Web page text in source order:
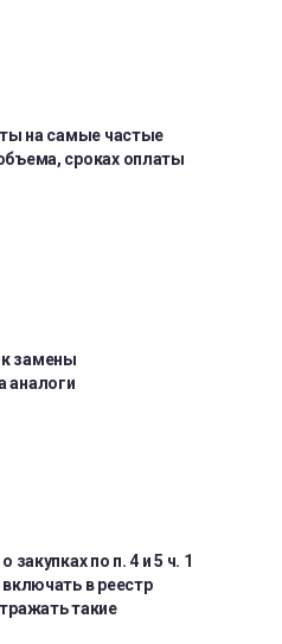
на самые частые
сроках оплаты
замены
аналоги
закупках по п. 4 и 5 ч. 1
в реестр
такие